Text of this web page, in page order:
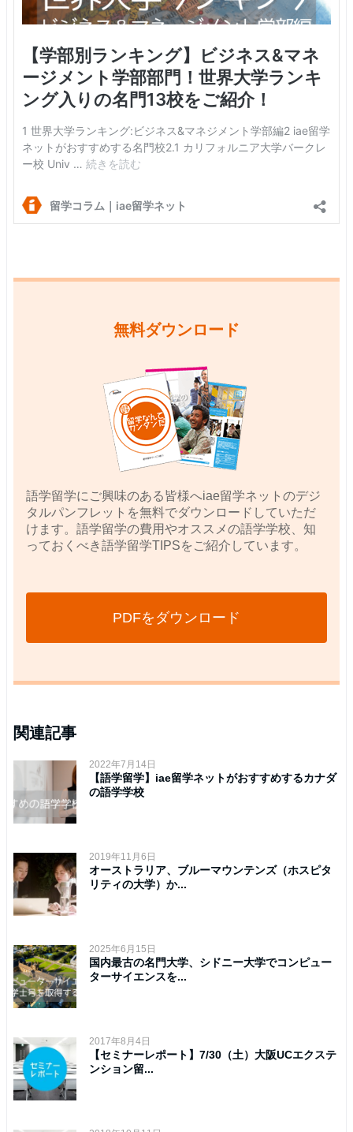
無料ダウンロード
語学留学にご興味のある皆様へiae留学ネットのデジ
タルパンフレットを無料でダウンロードしていただ
けます。語学留学の費用やオススメの語学学校、知
っておくべき語学留学TIPSをご紹介しています。
PDFをダウンロード
関連記事
2022年7月14日
【語学留学】iae留学ネットがおすすめするカナダ
の語学学校
2019年11月6日
オーストラリア、ブルーマウンテンズ（ホスピタ
リティの大学）か...
2025年6月15日
国内最古の名門大学、シドニー大学でコンピュー
ターサイエンスを...
2017年8月4日
【セミナーレポート】7/30（土）大阪UCエクステ
ンション留...